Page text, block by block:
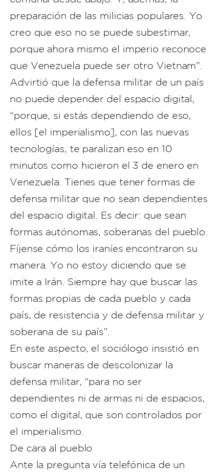
preparación de las milicias populares. Yo
creo que eso no se puede subestimar,
porque ahora mismo el imperio reconoce
que Venezuela puede ser otro Vietnam”.
Advirtió que la defensa militar de un país
no puede depender del espacio digital,
“porque, si estás dependiendo de eso,
ellos [el imperialismo], con las nuevas
tecnologías, te paralizan eso en 10
minutos como hicieron el 3 de enero en
Venezuela. Tienes que tener formas de
defensa militar que no sean dependientes
del espacio digital. Es decir: que sean
formas autónomas, soberanas del pueblo.
Fíjense cómo los iraníes encontraron su
manera. Yo no estoy diciendo que se
imite a Irán. Siempre hay que buscar las
formas propias de cada pueblo y cada
país, de resistencia y de defensa militar y
soberana de su país”.
En este aspecto, el sociólogo insistió en
buscar maneras de descolonizar la
defensa militar, “para no ser
dependientes ni de armas ni de espacios,
como el digital, que son controlados por
el imperialismo.
De cara al pueblo
Ante la pregunta vía telefónica de un